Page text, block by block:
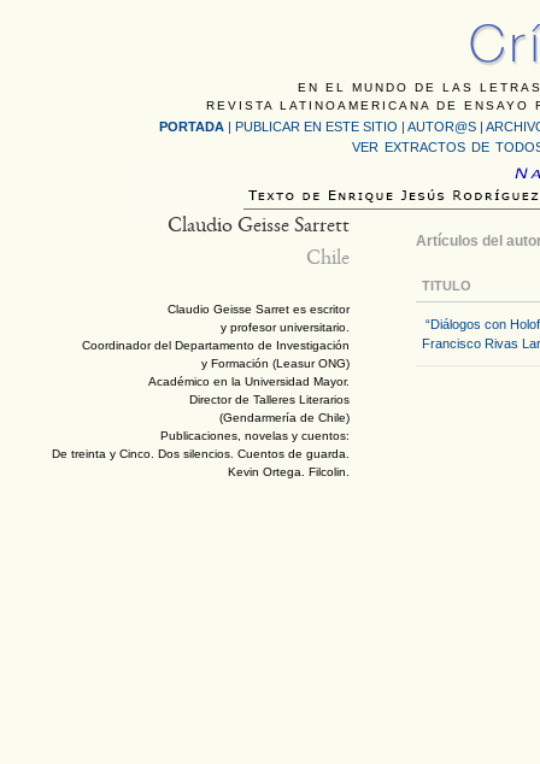
EN EL MUNDO DE LAS
REVISTA LATINOAMERICANA DE
PORTADA | PUBLICAR EN ESTE SITIO | AUTOR@S |
VER EXTRACTOS DE
Claudio Geisse Sarrett
Chile
Claudio Geisse Sarret es escritor
y profesor universitario.
Coordinador del Departamento de Investigación
y Formación (Leasur ONG)
Académico en la Universidad Mayor.
Director de Talleres Literarios
(Gendarmería de Chile)
Publicaciones, novelas y cuentos:
De treinta y Cinco. Dos silencios. Cuentos de guarda.
Kevin Ortega. Filcolin.
Artículos del
TITULO
“Diálogos con
Francisco Rivas